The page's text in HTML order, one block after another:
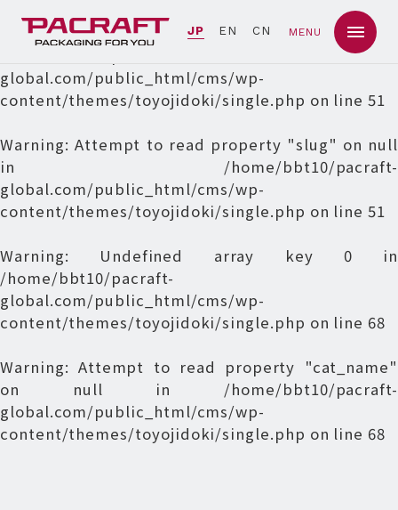
JP EN CN MENU
Warning: Undefined array key 0 in
global.com/public_html/cms/wp-
content/themes/toyojidoki/single.php on line51
Warning: Attempt to read property "slug" on null
in /home/bbt10/pacraft-
global.com/public_html/cms/wp-
content/themes/toyojidoki/single.php on line51
Warning: Undefined array key 0 in
/home/bbt10/pacraft-
global.com/public_html/cms/wp-
content/themes/toyojidoki/single.php on line 68
Warning: Attempt to read property "cat_name"
on null in /home/bbt10/pacraft-
global.com/public_html/cms/wp-
content/themes/toyojidoki/single.php on line 68